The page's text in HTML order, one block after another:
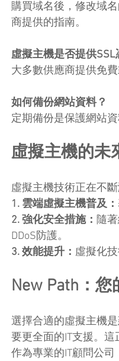
購買域名後，修改域
商提供的指南。
虛擬主機是否提供SSL
大多數供應商提供免
如何備份網站資料？
定期備份是保護網站
虛擬主機的未
虛擬主機技術正在不
1. 雲端虛擬主機普及：
2. 強化安全措施： 隨
DDoS防護。
3. 效能提升： 虛擬化
New Path：
選擇合適的虛擬主機
要更全面的IT支援。這
作為專業的IT顧問公司